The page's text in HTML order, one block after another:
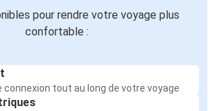
pour rendre votre voyage plus
confortable :
connexion tout au long de votre voyage